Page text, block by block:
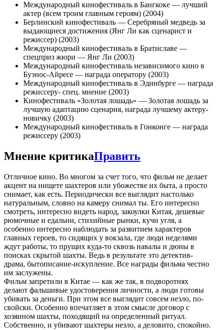
Международный кинофестиваль в Бангкоке — лучший
актер (всем троим главным героям) (2004)
Берлинский кинофестиваль — Серебряный медведь за
выдающиеся достижения (Янг Ли как сценарист и
режиссер) (2003)
Международный кинофестиваль в Братиславе —
спецприз жюри — Янг Ли (2003)
Международный кинофестиваль независимого кино в
Буэнос-Айресе — награда оператору (2003)
Международный кинофестиваль в Эдинбурге — награда
режиссеру- спец. мнение (2003)
Кинофестиваль «Золотая лошадь» — Золотая лошадь за
лучшую адаптацию сценария, награда лучшему актеру-
новичку (2003)
Международный кинофестиваль в Гонконге — награда
режиссеру (2003)
Мнение критикаПравить
Отличное кино. Во многом за счет того, что фильм не делает
акцент на нищете шахтеров или убожестве их быта, а просто
снимает, как есть. Периодически все выглядит настолько
натуральным, словно на камеру снимал ты. Его интересно
смотреть, интересно видеть народ, закоулки Китая, дешевые
рюмочные и едальни, стихийные рынки, кучи угля, а
особенно интересно наблюдать за развитием характеров
главных героев, то сидящих у вокзала, где люди неделями
ждут работы, то прущих куда-то сквозь навалы и дюны в
поисках скрытой шахты. Ведь в результате это детектив-
драма, бытописание-искупление. Все награды фильма честно
им заслужены.
Фильм запретили в Китае — как же так, в подворотнях
делают фальшивые удостоверения личности, а люди готовы
убивать за деньги. При этом все выглядит совсем незло, по-
свойски. Особенно впечатляет в этом смысле договор с
хозяином шахты, походящий на определенный ритуал.
Собственно, и убивают шахтеры незло, а деловито, спокойно.